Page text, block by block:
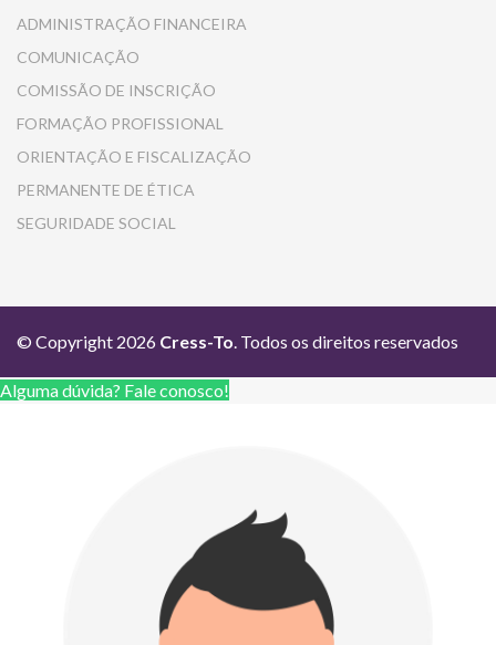
ADMINISTRAÇÃO FINANCEIRA
COMUNICAÇÃO
COMISSÃO DE INSCRIÇÃO
FORMAÇÃO PROFISSIONAL
ORIENTAÇÃO E FISCALIZAÇÃO
PERMANENTE DE ÉTICA
SEGURIDADE SOCIAL
© Copyright 2026 Cress-To. Todos os direitos reservados
Alguma dúvida? Fale conosco!